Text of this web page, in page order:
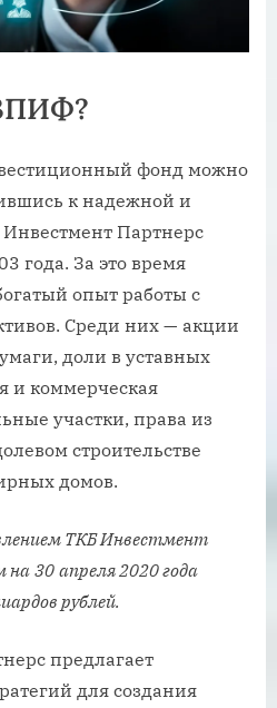
фонд можно
к надежной и
Партнерс
года. За это время
опыт работы с
Среди них — акции
доли в уставных
и коммерческая
участки, права из
строительстве
домов.
ТКБ Инвестмент
на 30 апреля 2020 года
рублей.
предлагает
для создания